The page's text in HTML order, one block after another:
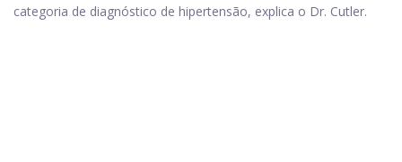
categoria de diagnóstico de hipertensão, explica o Dr. Cutler.